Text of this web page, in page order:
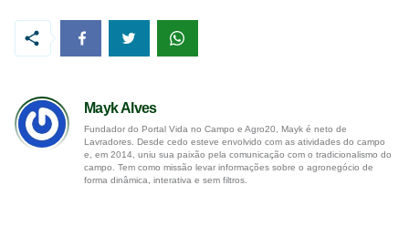
Mayk Alves
Fundador do Portal Vida no Campo e Agro20, Mayk é neto de
Lavradores. Desde cedo esteve envolvido com as atividades do campo
e, em 2014, uniu sua paixão pela comunicação com o tradicionalismo do
campo. Tem como missão levar informações sobre o agronegócio de
forma dinâmica, interativa e sem filtros.